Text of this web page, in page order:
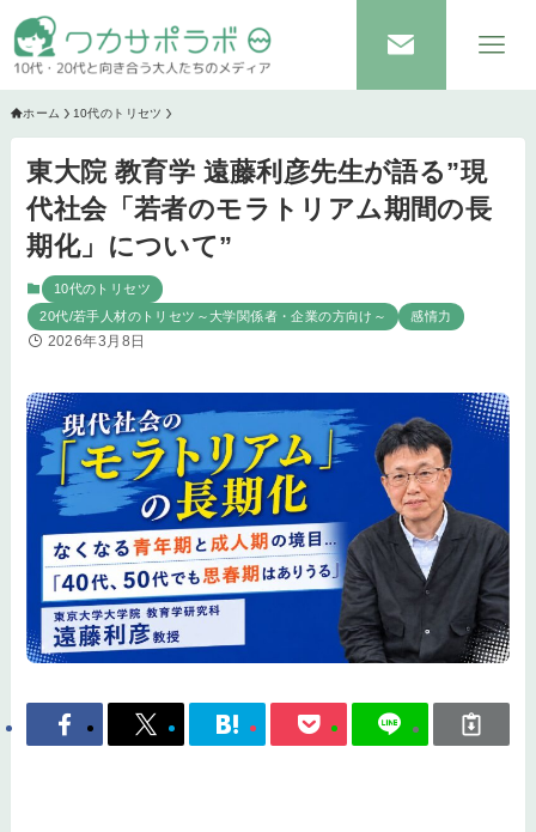
ホーム 10代のトリセツ
東大院 教育学 遠藤利彦先生が語る”現
代社会「若者のモラトリアム期間の長
期化」について”
10代のトリセツ
20代/若手人材のトリセツ～大学関係者・企業の方向け～
感情力
2026年3月8日